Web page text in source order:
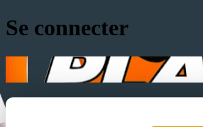
Se connecter